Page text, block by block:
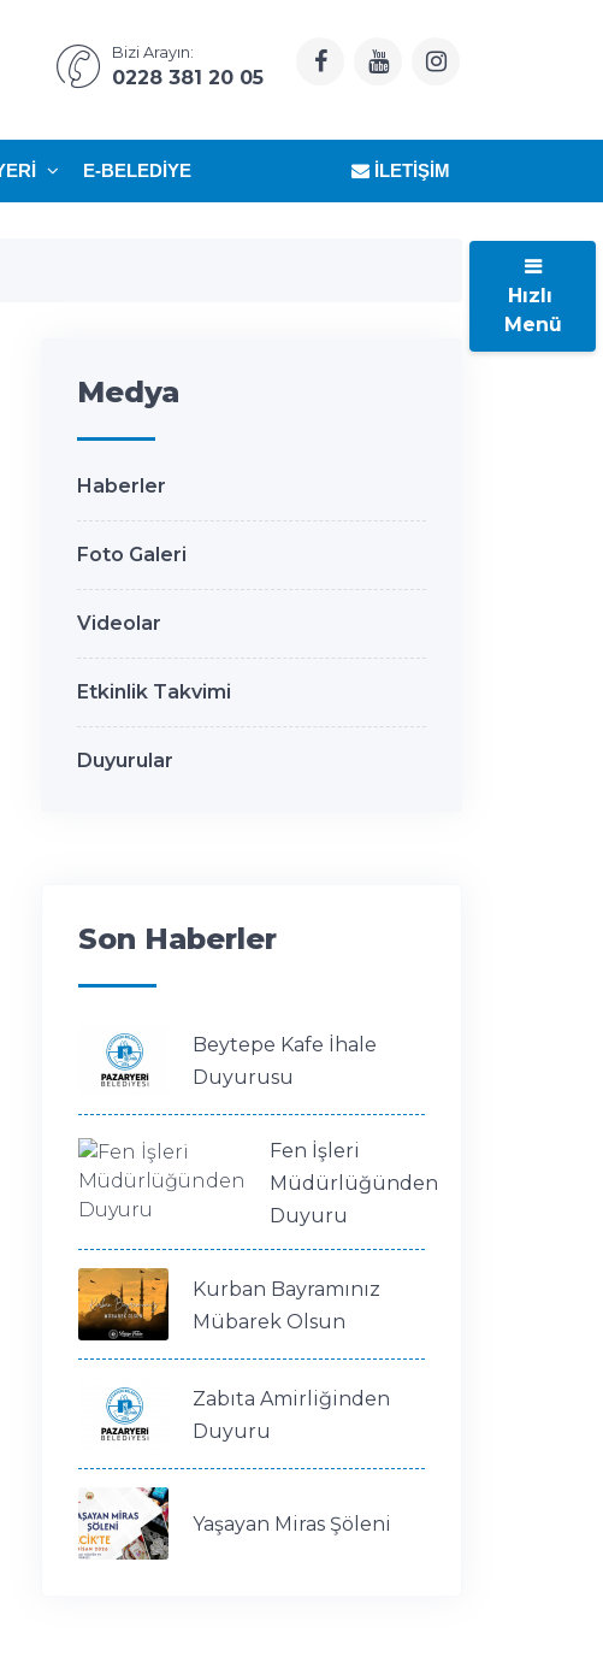
Bizi Arayın:
0228 381 20 05
E-BELEDIYE İLETIŞIM
Medya
Haberler
Foto Galeri
Videolar
Etkinlik Takvimi
Duyurular
Son Haberler
Beytepe Kafe İhale
Duyurusu
Fen İşleri
Müdürlüğünden
Duyuru
Kurban Bayramınız
Mübarek Olsun
Zabıta Amirliğinden
Duyuru
Yaşayan Miras Şöleni
Hızlı
Menü